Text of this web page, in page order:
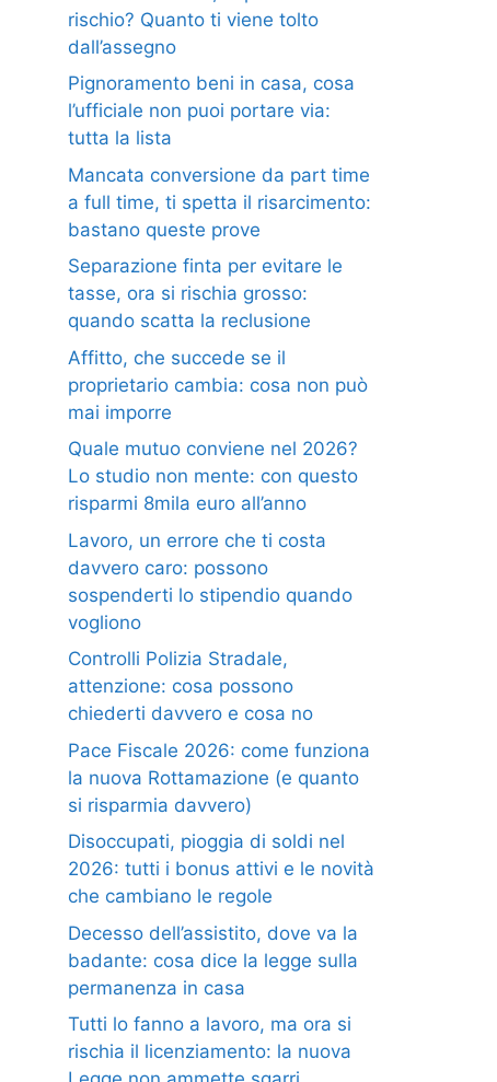
rischio? Quanto ti viene tolto
dall’assegno
Pignoramento beni in casa, cosa
l’ufficiale non puoi portare via:
tutta la lista
Mancata conversione da part time
a full time, ti spetta il risarcimento:
bastano queste prove
Separazione finta per evitare le
tasse, ora si rischia grosso:
quando scatta la reclusione
Affitto, che succede se il
proprietario cambia: cosa non può
mai imporre
Quale mutuo conviene nel 2026?
Lo studio non mente: con questo
risparmi 8mila euro all’anno
Lavoro, un errore che ti costa
davvero caro: possono
sospenderti lo stipendio quando
vogliono
Controlli Polizia Stradale,
attenzione: cosa possono
chiederti davvero e cosa no
Pace Fiscale 2026: come funziona
la nuova Rottamazione (e quanto
si risparmia davvero)
Disoccupati, pioggia di soldi nel
2026: tutti i bonus attivi e le novità
che cambiano le regole
Decesso dell’assistito, dove va la
badante: cosa dice la legge sulla
permanenza in casa
Tutti lo fanno a lavoro, ma ora si
rischia il licenziamento: la nuova